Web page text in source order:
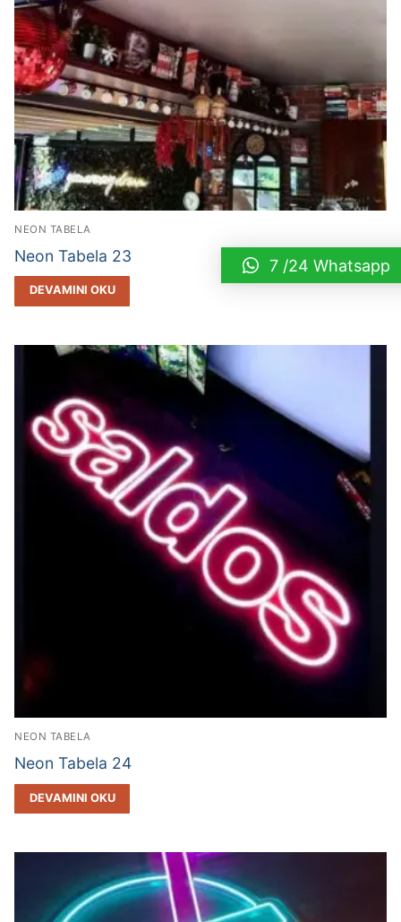
NEON TABELA
Neon Tabela 23
DEVAMINI OKU
NEON TABELA
Neon Tabela 24
DEVAMINI OKU
7 /24 Whatsapp